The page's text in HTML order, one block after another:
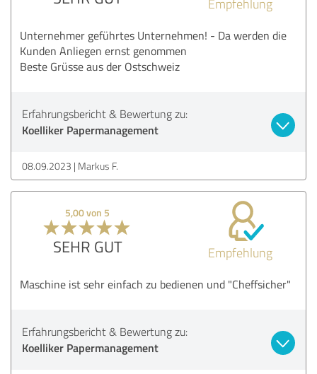
Unternehmer geführtes Unternehmen! - Da werden die
Kunden Anliegen ernst genommen
Beste Grüsse aus der Ostschweiz
Erfahrungsbericht & Bewertung zu:
Koelliker Papermanagement
08.09.2023 Markus F.
5,00 von 5
SEHR GUT Empfehlung
Maschine ist sehr einfach zu bedienen und "Cheffsicher"
Erfahrungsbericht & Bewertung zu:
Koelliker Papermanagement